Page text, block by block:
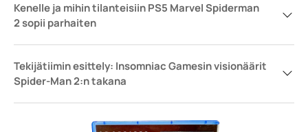
Kenelle ja mihin tilanteisiin PS5 Marvel Spiderman
2 sopii parhaiten
Tekijätiimin esittely: Insomniac Gamesin visionäärit
Spider-Man 2:n takana